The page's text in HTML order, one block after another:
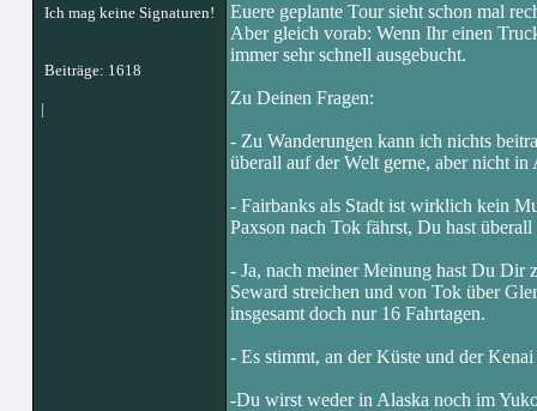
Ich mag keine Signaturen!
Beiträge: 1618
|
Euere geplante Tour sieht schon mal
Aber gleich vorab: Wenn Ihr einen
immer sehr schnell ausgebucht.
Zu Deinen Fragen:
- Zu Wanderungen kann ich nichts
überall auf der Welt gerne, aber nicht
- Fairbanks als Stadt ist wirklich kein
Paxson nach Tok fährst, Du hast
- Ja, nach meiner Meinung hast Du Dir
Seward streichen und von Tok über
insgesamt doch nur 16 Fahrtagen.
- Es stimmt, an der Küste und der
-Du wirst weder in Alaska noch im